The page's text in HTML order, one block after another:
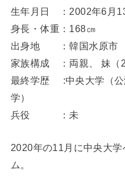
生年月日 ：2002年6月
身長・体重：168㎝
出身地 ：韓国水原市
家族構成 ：両親、 妹（
最終学歴 :中央大学（公
学）
兵役 ：未
2020年の11月に中央大
ム。